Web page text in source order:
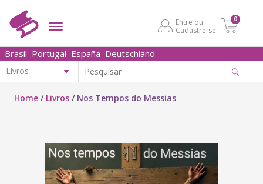
Entre ou
Cadastre-se
0
Brasil Portugal España Deutschland
Home / Livros / Nos Tempos do Messias